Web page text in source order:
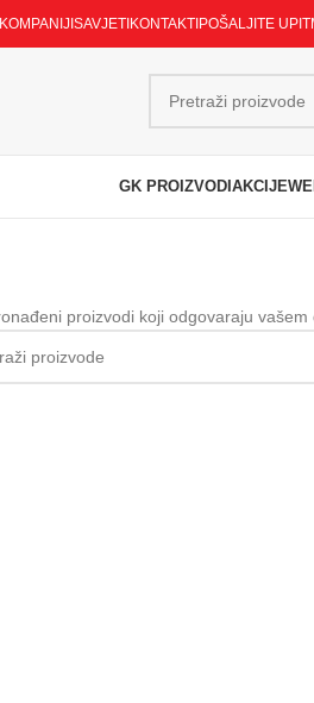
SAVJETI KONTAKTI POŠALJITE UPIT
GK PROIZVODI AKCIJE
proizvodi koji odgovaraju vašem